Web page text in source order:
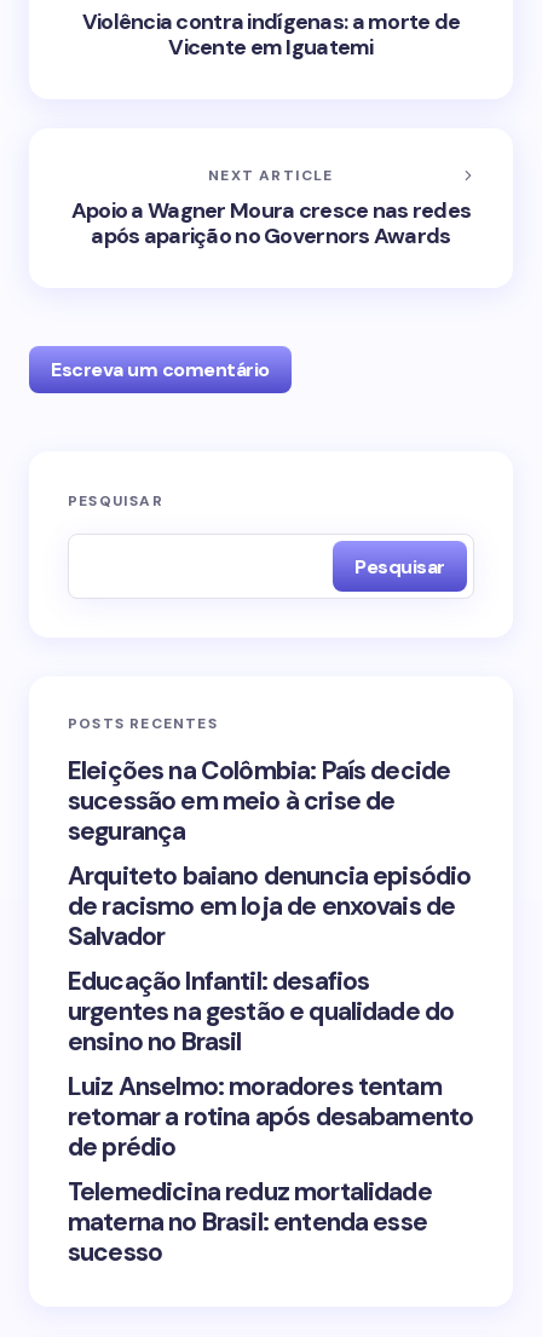
Violência contra indígenas: a morte de
Vicente em Iguatemi
NEXT ARTICLE
Apoio a Wagner Moura cresce nas redes
após aparição no Governors Awards
Escreva um comentário
O seu endereço de e-mail não será publicado.
Your Comment *
Save my name and email in this browser for the
Submit Comment
PESQUISAR
Pesquisar
POSTS RECENTES
Eleições na Colômbia: País decide
sucessão em meio à crise de
segurança
Arquiteto baiano denuncia episódio
de racismo em loja de enxovais de
Salvador
Educação Infantil: desafios
urgentes na gestão e qualidade do
ensino no Brasil
Luiz Anselmo: moradores tentam
retomar a rotina após desabamento
de prédio
Telemedicina reduz mortalidade
materna no Brasil: entenda esse
sucesso